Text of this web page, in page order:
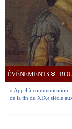
ÉVÉNEMENTS
« Appel à communication
de la fin du XIXe siècle